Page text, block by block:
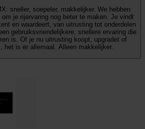
soepeler, makkelijker. We hebben
je rijervaring nog beter te maken. Je vindt
en waardeert, van uitrusting tot onderdelen
gebruiksvriendelijkere, snellere ervaring die
is. Of je nu uitrusting koopt, upgradet of
het is er allemaal. Alleen makkelijker.